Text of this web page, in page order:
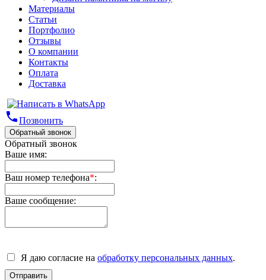
Материалы
Статьи
Портфолио
Отзывы
О компании
Контакты
Оплата
Доставка
phoneПозвонить
Обратный звонок
Обратный звонок
Ваше имя:
Ваш номер телефона*:
Ваше сообщение:
Я даю согласие на обработку персональных данных.